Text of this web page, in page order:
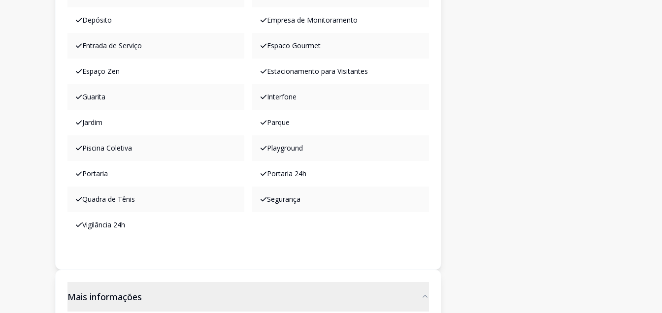
Depósito Empresa de Monitoramento
Entrada de Serviço Espaco Gourmet
Espaço Zen Estacionamento para Visitantes
Guarita Interfone
Jardim Parque
Piscina Coletiva Playground
Portaria Portaria 24h
Quadra de Tênis Segurança
Vigilância 24h
Mais informações